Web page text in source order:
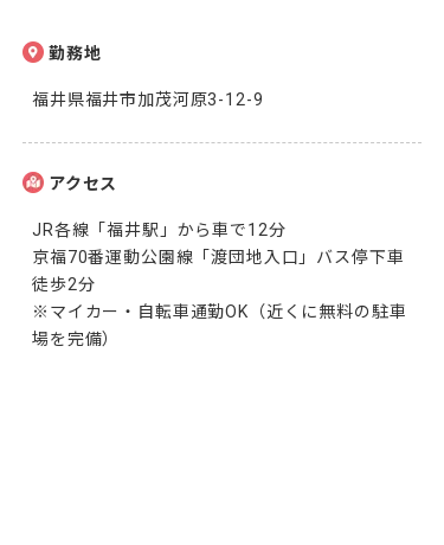
勤務地
福井県福井市加茂河原3-12-9
アクセス
JR各線「福井駅」から車で12分
京福70番運動公園線「渡団地入口」バス停下車
徒歩2分
※マイカー・自転車通勤OK（近くに無料の駐車
場を完備）